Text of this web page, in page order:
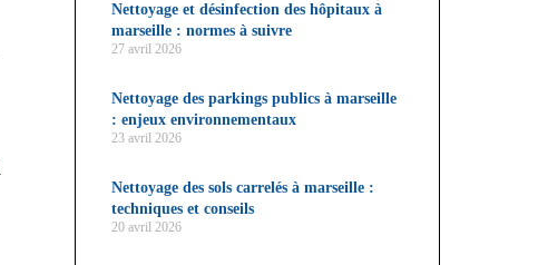
Nettoyage et désinfection des hôpitaux à
marseille : normes à suivre
27 avril 2026
Nettoyage des parkings publics à marseille
: enjeux environnementaux
23 avril 2026
Nettoyage des sols carrelés à marseille :
techniques et conseils
20 avril 2026